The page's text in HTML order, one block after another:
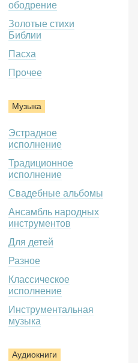
ободрение
Золотые стихи
Библии
Пасха
Прочее
Музыка
Эстрадное
исполнение
Традиционное
исполнение
Свадебные альбомы
Ансамбль народных
инструментов
Для детей
Разное
Классическое
исполнение
Инструментальная
музыка
Аудиокниги